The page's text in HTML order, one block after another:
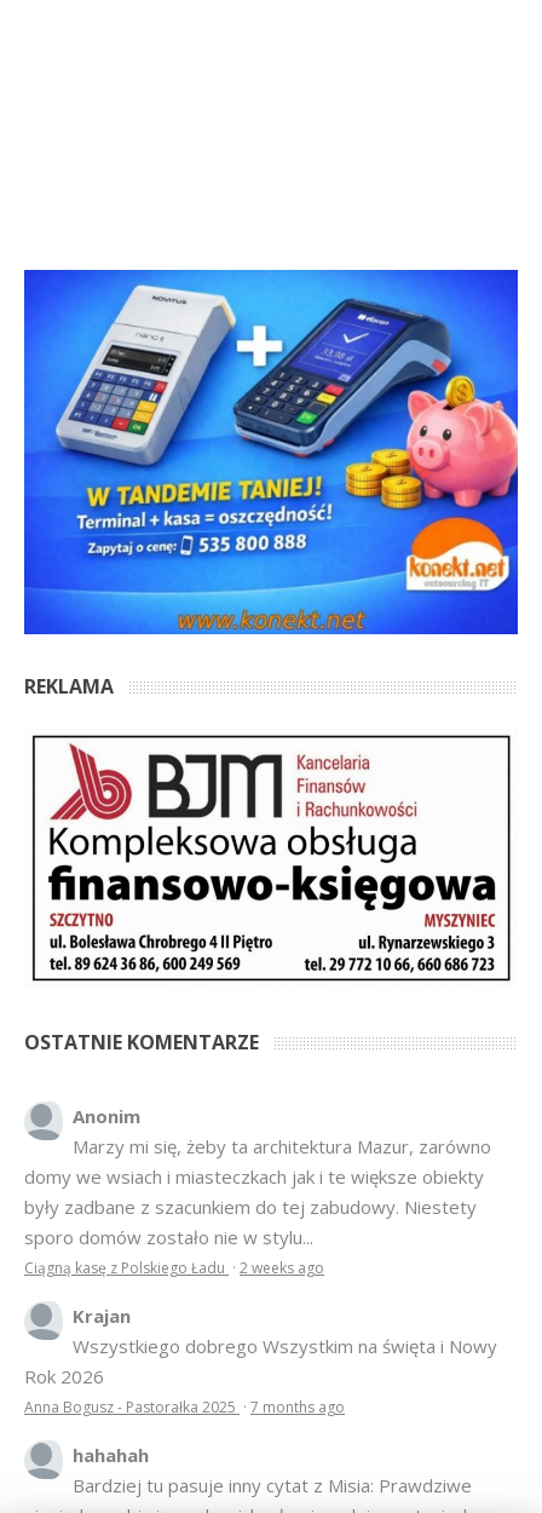
REKLAMA
OSTATNIE KOMENTARZE
Anonim
Marzy mi się, żeby ta architektura Mazur, zarówno
domy we wsiach i miasteczkach jak i te większe obiekty
były zadbane z szacunkiem do tej zabudowy. Niestety
sporo domów zostało nie w stylu...
Ciągną kasę z Polskiego Ładu · 2 weeks ago
Krajan
Wszystkiego dobrego Wszystkim na święta i Nowy
Rok 2026
Anna Bogusz - Pastorałka 2025 · 7 months ago
hahahah
Bardziej tu pasuje inny cytat z Misia: Prawdziwe